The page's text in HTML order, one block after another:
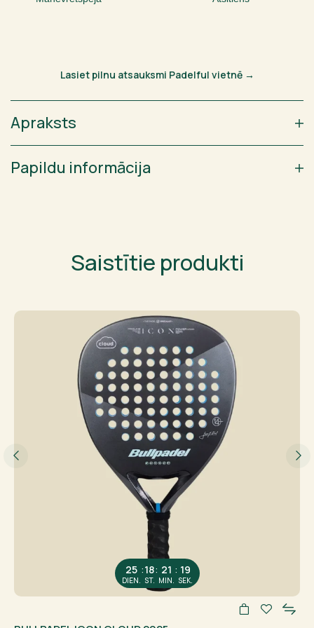
Lasiet pilnu atsauksmi Padelful vietnē →
Apraksts
Papildu informācija
Saistītie produkti
25
DIEN.
:18
ST.
: 21
MIN.
: 19
SEK.